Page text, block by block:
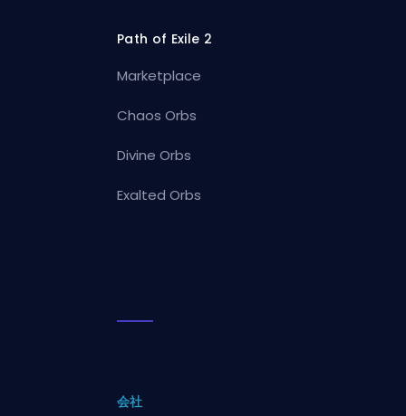
Path of Exile 2
Marketplace
Chaos Orbs
Divine Orbs
Exalted Orbs
会社